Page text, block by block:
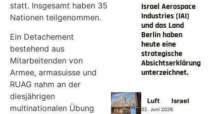
statt. Insgesamt haben 35
Nationen teilgenommen.
Ein Detachement
bestehend aus
Mitarbeitenden von
Armee, armasuisse und
RUAG nahm an der
diesjährigen
multinationalen Übung
Israel Aerospace
Industries (IAI)
und das Land
Berlin haben
heute eine
strategische
Absichtserklärung
unterzeichnet.
Luft Israel
02. Juni 2026